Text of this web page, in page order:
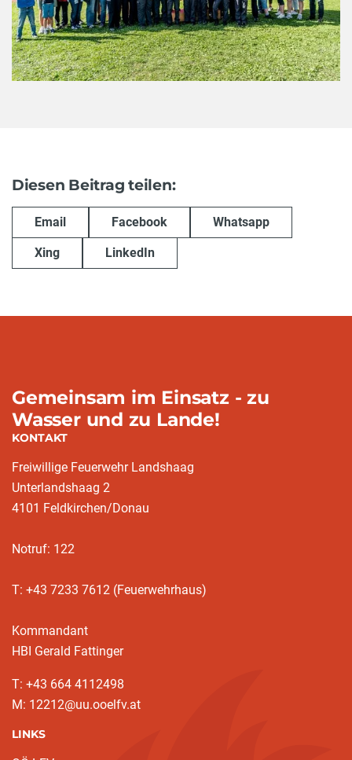
Diesen Beitrag teilen:
Email Facebook Whatsapp
Xing LinkedIn
Gemeinsam im Einsatz - zu
Wasser und zu Lande!
KONTAKT
Freiwillige Feuerwehr Landshaag
Unterlandshaag 2
4101 Feldkirchen/Donau
Notruf: 122
T: +43 7233 7612 (Feuerwehrhaus)
Kommandant
HBI Gerald Fattinger
T: +43 664 4112498
M: 12212@uu.ooelfv.at
LINKS